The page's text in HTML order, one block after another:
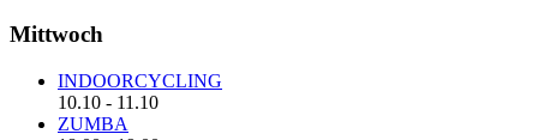
Mittwoch
INDOORCYCLING
10.10 - 11.10
ZUMBA